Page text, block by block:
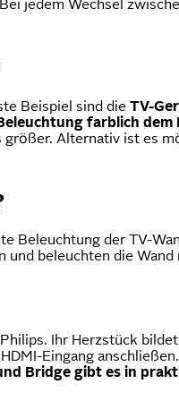
jedem Wechsel
Beispiel sind die TV-
farblich
Alternativ ist es
Beleuchtung der TV-
und beleuchten die
Ihr Herzstück
Eingang
Bridge gibt es in